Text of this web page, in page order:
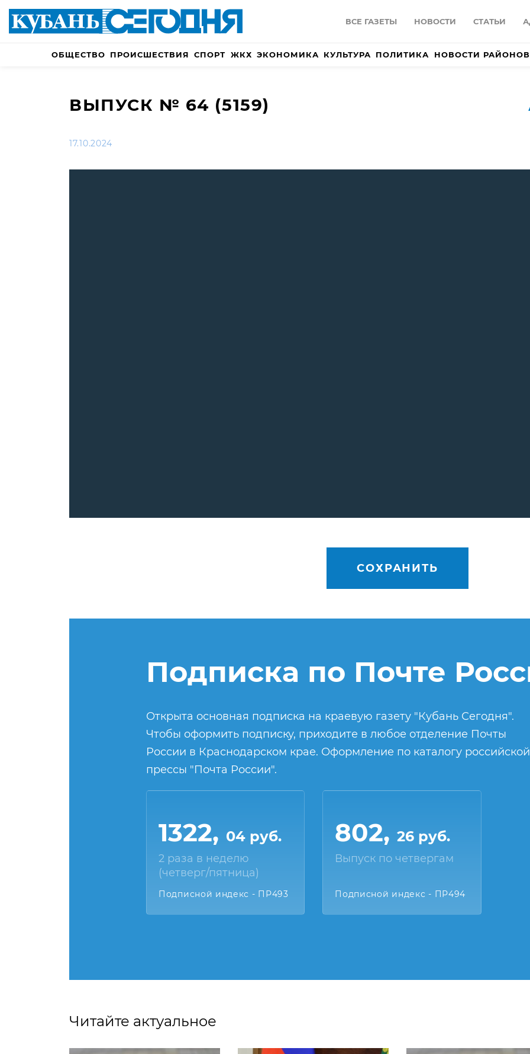
ВСЕ ГАЗЕТЫ НОВОСТИ СТАТЬИ
ОБЩЕСТВО ПРОИСШЕСТВИЯ СПОРТ ЖКХ ЭКОНОМИКА КУЛЬТУРА ПОЛИТИКА НОВОСТИ РАЙОНОВ
ВЫПУСК № 64 (5159)
17.10.2024
СОХРАНИТЬ
Подписка по Почте
Открыта основная подписка на краевую газету "Кубань Сегодня".
Чтобы оформить подписку, приходите в любое отделение Почты
России в Краснодарском крае. Оформление по каталогу российской
прессы "Почта России".
1322, 04 руб.
2 раза в неделю
(четверг/пятница)
Подписной индекс - ПР493
802,26 руб.
Выпуск по четвергам
Подписной индекс - ПР494
Читайте актуальное